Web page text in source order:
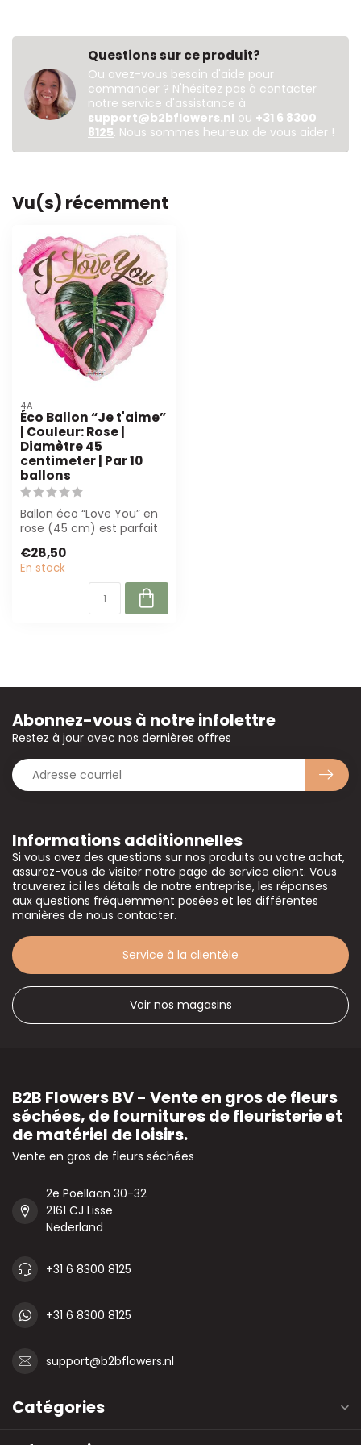
Questions sur ce produit?
Ou avez-vous besoin d'aide pour
commander ? N'hésitez pas à contacter
notre service d'assistance à
support@b2bflowers.nl ou +31 6 8300
8125. Nous sommes heureux de vous aider !
Vu(s) récemment
4A
Éco Ballon “Je t'aime”
| Couleur: Rose |
Diamètre 45
centimeter | Par 10
ballons
Ballon éco “Love You” en
rose (45 cm) est parfait
mariage ...
€28,50
En stock
Informations additionnelles
Si vous avez des questions sur nos produits ou votre achat,
assurez-vous de visiter notre page de service client. Vous
trouverez ici les détails de notre entreprise, les réponses
aux questions fréquemment posées et les différentes
manières de nous contacter.
Service à la clientèle
Voir nos magasins
Abonnez-vous à notre infolettre
Restez à jour avec nos dernières offres
B2B Flowers BV - Vente en gros de fleurs
séchées, de fournitures de fleuristerie et
de matériel de loisirs.
Vente en gros de fleurs séchées
2e Poellaan 30-32
2161 CJ Lisse
Nederland
+31 6 8300 8125
+31 6 8300 8125
support@b2bflowers.nl
Catégories